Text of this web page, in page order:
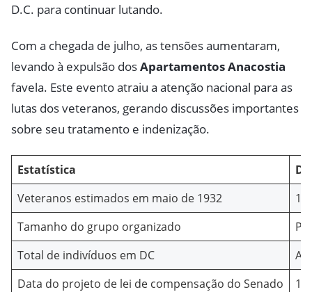
D.C. para continuar lutando.
Com a chegada de julho, as tensões aumentaram,
levando à expulsão dosApartamentos Anacostia
favela. Este evento atraiu a atenção nacional para as
lutas dos veteranos, gerando discussões importantes
sobre seu tratamento e indenização.
Estatística
Veteranos estimados em maio de 1932
Tamanho do grupo organizado
Total de indivíduos em DC
Data do projeto de lei de compensação do Senado
17